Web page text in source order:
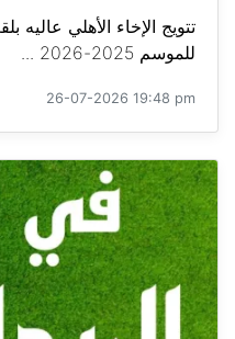
تتويج الإخاء الأهلي عاليه
للموسم 2025-2026 ...
26-07-2026 19:48 pm